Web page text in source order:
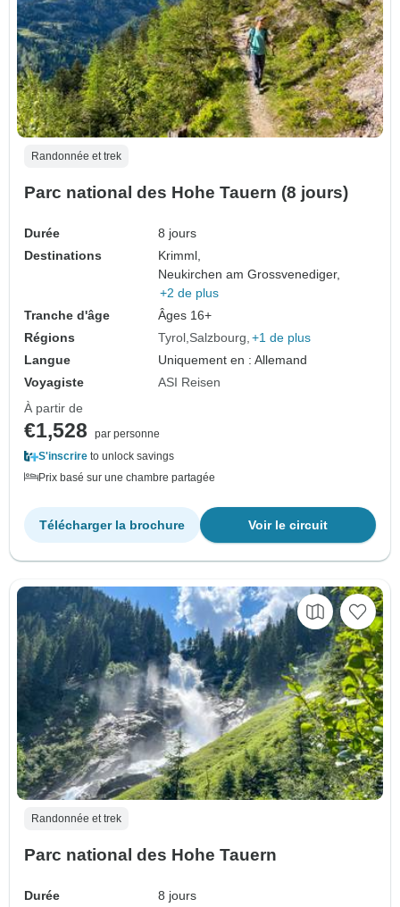
Randonnée et trek
Parc national des Hohe Tauern (8 jours)
Durée
8 jours
Destinations
Krimml,
Neukirchen am Grossvenediger,
+2 de plus
Tranche d'âge
Âges 16+
Régions
Tyrol Salzbourg +1 de plus
Langue
Uniquement en : Allemand
Voyagiste
ASI Reisen
À partir de
€1,528
par personne
S'inscrire to unlock savings
Prix basé sur une chambre partagée
Voir le circuit
Télécharger la brochure
Randonnée et trek
Parc national des Hohe Tauern
Durée
8 jours